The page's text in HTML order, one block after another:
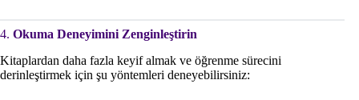
4. Okuma Deneyimini Zenginleştirin
Kitaplardan daha fazla keyif almak ve öğrenme sürecini
derinleştirmek için şu yöntemleri deneyebilirsiniz: